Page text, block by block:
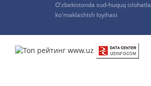
O'zbekistonda sud-huquq
ko'maklashish loyihasi